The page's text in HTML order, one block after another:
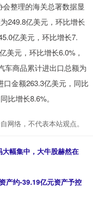
整理的海关总署数据显
249.8亿美元，环比增长
亿美元，环比增长7.
美元，环比增长6.0%，
车商品累计进出口总额为
口金额263.3亿美元，同比
比增长8.6%。
网络，不代表本站观点。
幅集中，大牛股赫然在
产约-39.19亿元资产予控